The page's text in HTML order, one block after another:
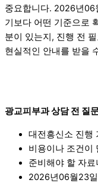
중요합니다. 2026년
기보다 어떤 기준으로
분이 있는지, 진행 전
현실적인 안내를 받을
광교피부과 상담 전
대전흥신소 진행
비용이나 조건이
준비해야 할 자
2026년06월23